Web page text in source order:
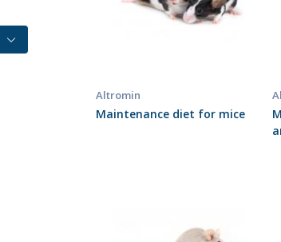
Altromin
Maintenance diet for mice